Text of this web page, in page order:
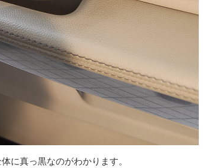
に真っ黒なのがわかります。